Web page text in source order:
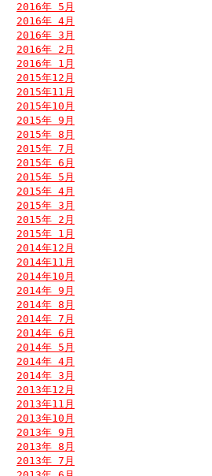
2016年 5月
2016年 4月
2016年 3月
2016年 2月
2016年 1月
2015年12月
2015年11月
2015年10月
2015年 9月
2015年 8月
2015年 7月
2015年 6月
2015年 5月
2015年 4月
2015年 3月
2015年 2月
2015年 1月
2014年12月
2014年11月
2014年10月
2014年 9月
2014年 8月
2014年 7月
2014年 6月
2014年 5月
2014年 4月
2014年 3月
2013年12月
2013年11月
2013年10月
2013年 9月
2013年 8月
2013年 7月